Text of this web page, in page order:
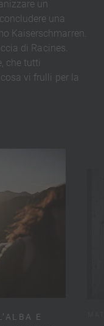
un
una
Kaiserschmarren.
di Racines.
che tutti
vi frulli per la
E